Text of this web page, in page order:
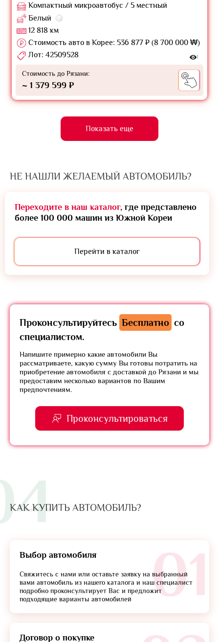
Компактный микроавтобус / 5 местный
Белый
12 818 км
Стоимость авто в Корее: 536 877 ₽ (8 700 000 ₩)
Лот: 42509528
1
Стоимость до Рязани:
~ 1 379 599 ₽
Показать еще
НЕ НАШЛИ ЖЕЛАЕМЫЙ АВТОМОБИЛЬ?
Переходите в наш каталог, где представлено
более 100 000 машин из Южной Кореи
Перейти в каталог
Проконсультируйтесь Бесплатно со
специалистом.
Напишите примерно какие автомобили Вы
рассматриваете, какую сумму Вы готовы потратить на
приобретение автомобиля с доставкой до Рязани и мы
предоставим несколько вариантов по Вашим
предпочтениям.
Проконсультироваться
КАК КУПИТЬ АВТОМОБИЛЬ?
01
Выбор автомобиля
Свяжитесь с нами или оставьте заявку на выбранный
вами автомобиль из нашего каталога и наш специалист
подробно проконсультирует Вас и предложит
подходящие варианты автомобилей
Договор о покупке